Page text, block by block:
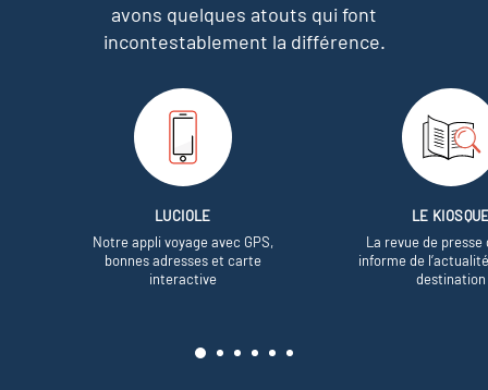
avons quelques atouts qui font
incontestablement la différence.
LUCIOLE
Notre appli voyage avec GPS,
bonnes adresses et carte
interactive
LE
La revue de presse
informe de
destination